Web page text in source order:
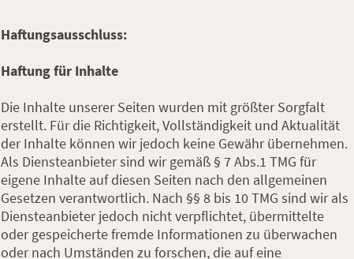
Haftungsausschluss:
Haftung für Inhalte
Die Inhalte unserer Seiten wurden mit größter Sorgfalt
erstellt. Für die Richtigkeit, Vollständigkeit und Aktualität
der Inhalte können wir jedoch keine Gewähr übernehmen.
Als Diensteanbieter sind wir gemäß § 7 Abs.1 TMG für
eigene Inhalte auf diesen Seiten nach den allgemeinen
Gesetzen verantwortlich. Nach §§ 8 bis 10 TMG sind wir als
Diensteanbieter jedoch nicht verpflichtet, übermittelte
oder gespeicherte fremde Informationen zu überwachen
oder nach Umständen zu forschen, die auf eine